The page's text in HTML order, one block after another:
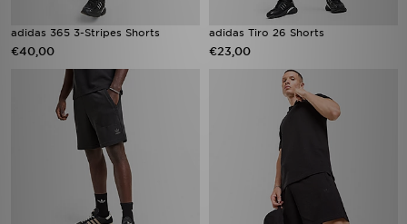
adidas 365 3-Stripes Shorts
€40,00
adidas Tiro 26 Shorts
€23,00